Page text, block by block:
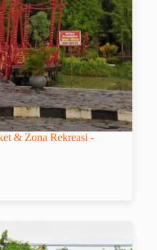
& Zona Rekreasi -